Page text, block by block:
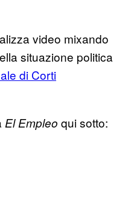
video mixando
situazione politica
di Corti
El Empleo qui sotto: